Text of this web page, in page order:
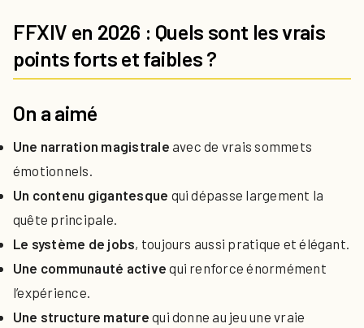
FFXIV en 2026 : Quels sont les vrais
points forts et faibles ?
On a aimé
Une narration magistrale avec de vrais sommets
émotionnels.
Un contenu gigantesque qui dépasse largement la
quête principale.
Le système de jobs, toujours aussi pratique et élégant.
Une communauté active qui renforce énormément
l’expérience.
Une structure mature qui donne au jeu une vraie